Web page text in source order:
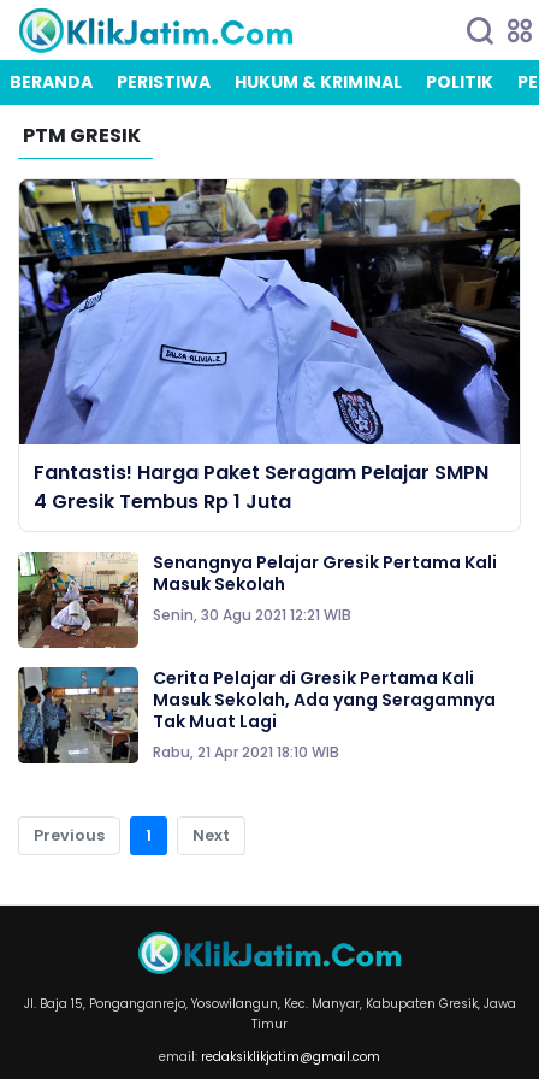
BERANDA PERISTIWA HUKUM & KRIMINAL POLITIK
PTM GRESIK
Fantastis! Harga Paket Seragam Pelajar SMPN
4 Gresik Tembus Rp 1 Juta
Senangnya Pelajar Gresik Pertama Kali
Masuk Sekolah
Senin, 30 Agu 2021 12:21 WIB
Cerita Pelajar di Gresik Pertama Kali
Masuk Sekolah, Ada yang Seragamnya
Tak Muat Lagi
Rabu, 21 Apr 2021 18:10 WIB
Previous 1 Next
Jl. Baja 15, Ponganganrejo, Yosowilangun, Kec. Manyar, Kabupaten Gresik, Jawa
Timur
email: redaksiklikjatim@gmail.com